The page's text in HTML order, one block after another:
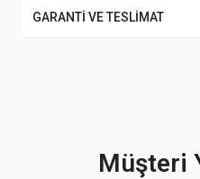
GARANTİ VE TESLİMAT
Müşteri